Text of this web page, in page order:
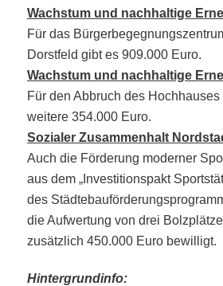
Wachstum und nachhaltige
Für das
Dorstfeld gibt es 909.000 Euro.
Wachstum und nachhaltige
Für den Abbruch des
weitere 354.000 Euro.
Sozialer Zusammenhalt
Auch die Förderung moderner
aus dem „Investitionspakt
des
die Aufwertung von drei
zusätzlich 450.000 Euro bewilligt.
Hintergrundinfo: